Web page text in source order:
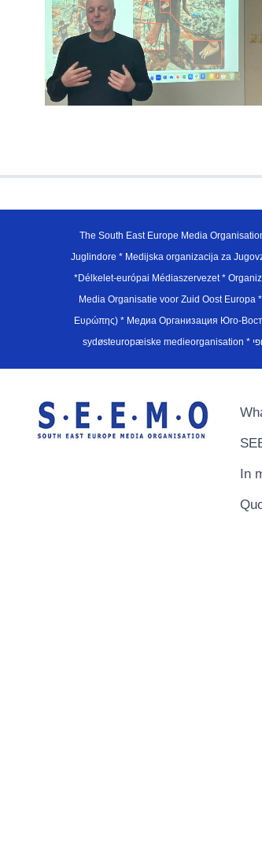
The South East Europe Media
Juglindore * Medijska organizacija za
*Délkelet-európai Médiaszervezet *
Media Organisatie voor Zuid Oost Europa
Ευρώπης) * Медиа Организация Юго-
In